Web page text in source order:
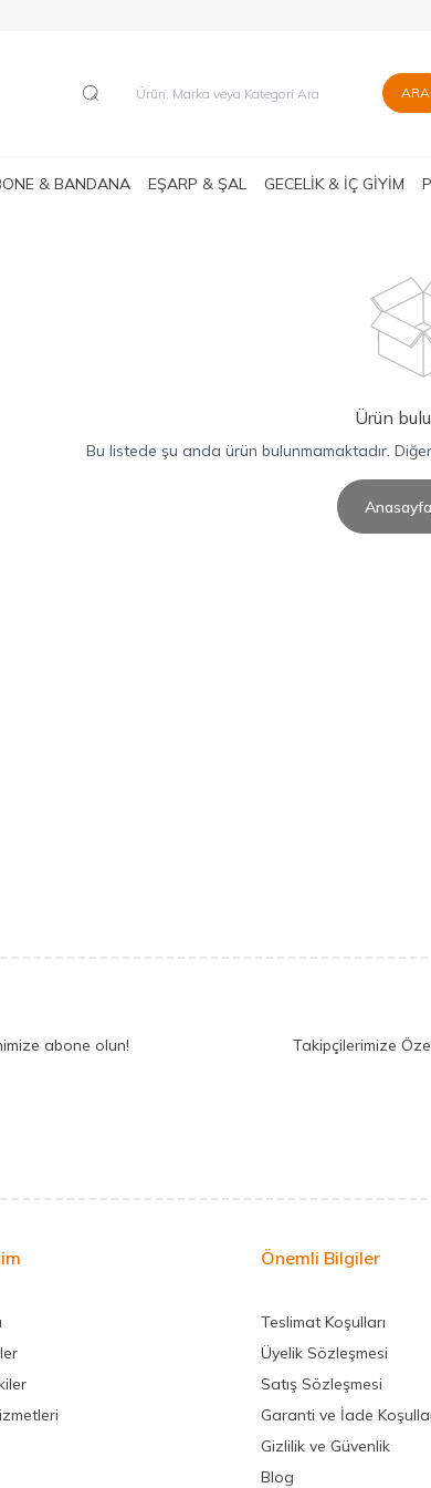
ARA
& BANDANA EŞARP & ŞAL GECELİK & İÇ GİYİM
Ürün
Bu listede şu anda ürün bulunmamaktadır.
abone olun! Takipçilerimize
Önemli Bilgiler
Teslimat Koşulları
Üyelik Sözleşmesi
Satış Sözleşmesi
Garanti ve İade
Gizlilik ve Güvenlik
Blog